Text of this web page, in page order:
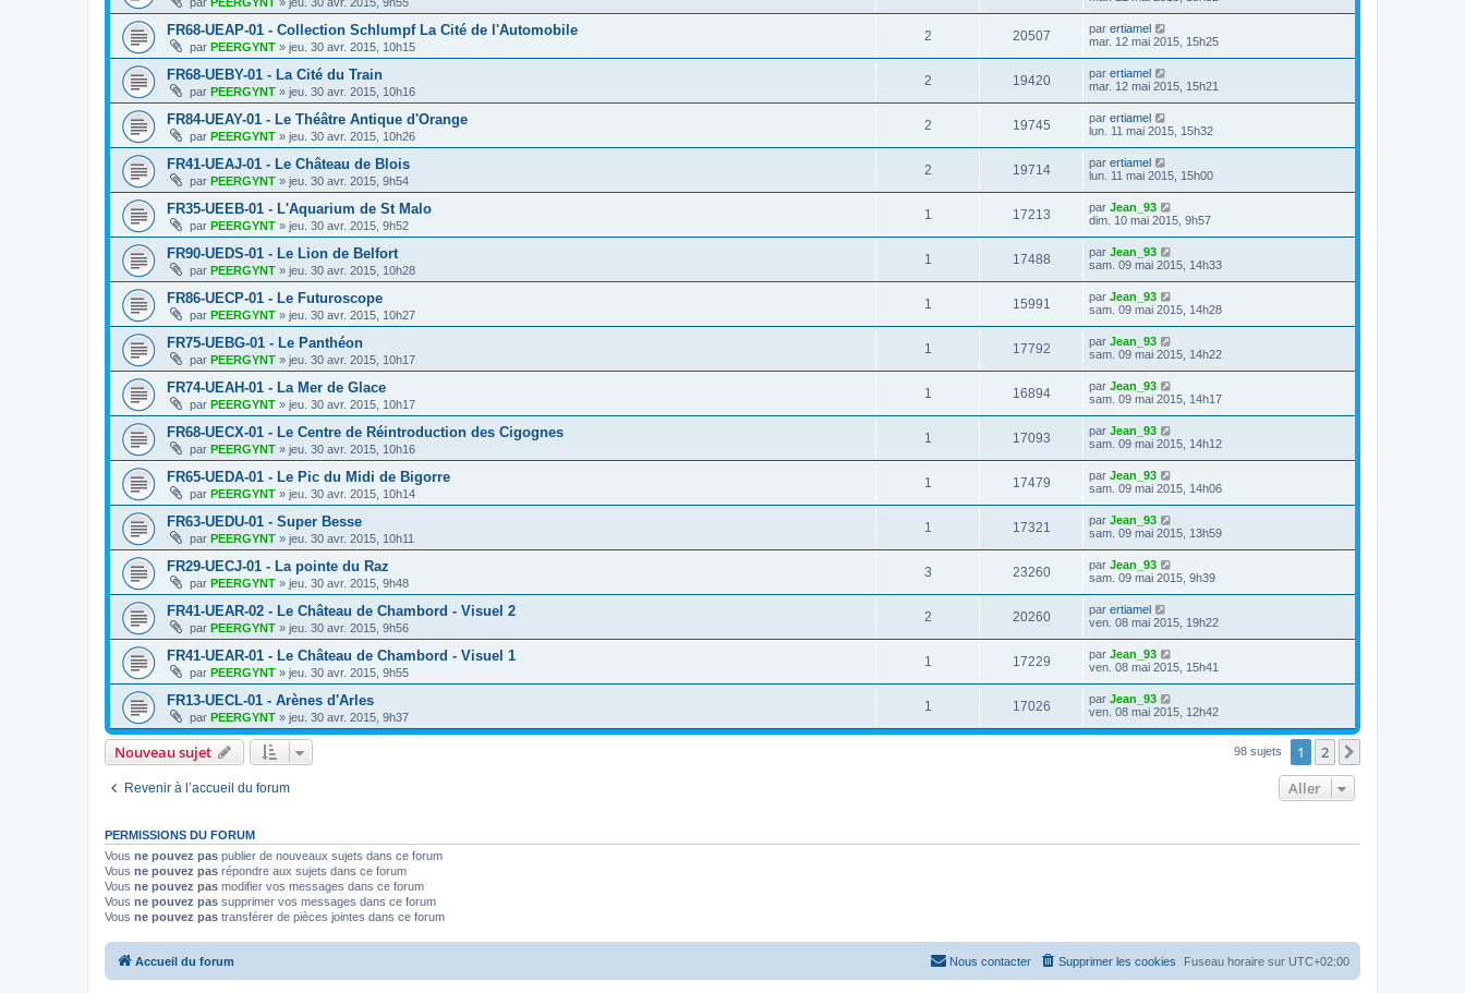
FR68-UEAP-01 - Collection Schlumpf La Cité de l'Automobile
par PEERGYNT » jeu. 30 avr. 2015, 10h15
2 20507 par ertiamel
mar. 12 mai 2015, 15h25
FR68-UEBY-01 - La Cité du Train
par PEERGYNT » jeu. 30 avr. 2015, 10h16
2 19420 par ertiamel
mar. 12 mai 2015, 15h21
FR84-UEAY-01 - Le Théâtre Antique d'Orange
par PEERGYNT » jeu. 30 avr. 2015, 10h26
2 19745 par ertiamel
lun. 11 mai 2015, 15h32
FR41-UEAJ-01 - Le Château de Blois
par PEERGYNT » jeu. 30 avr. 2015, 9h54
2 19714 par ertiamel
lun. 11 mai 2015, 15h00
FR35-UEEB-01 - L'Aquarium de St Malo
par PEERGYNT » jeu. 30 avr. 2015, 9h52
1 17213 par Jean_93
dim. 10 mai 2015, 9h57
FR90-UEDS-01 - Le Lion de Belfort
par PEERGYNT » jeu. 30 avr. 2015, 10h28
1 17488 par Jean_93
sam. 09 mai 2015, 14h33
FR86-UECP-01 - Le Futuroscope
par PEERGYNT » jeu. 30 avr. 2015, 10h27
1 15991 par Jean_93
sam. 09 mai 2015, 14h28
FR75-UEBG-01 - Le Panthéon
par PEERGYNT » jeu. 30 avr. 2015, 10h17
1 17792 par Jean_93
sam. 09 mai 2015, 14h22
FR74-UEAH-01 - La Mer de Glace
par PEERGYNT » jeu. 30 avr. 2015, 10h17
1 16894 par Jean_93
sam. 09 mai 2015, 14h17
FR68-UECX-01 - Le Centre de Réintroduction des Cigognes
par PEERGYNT » jeu. 30 avr. 2015, 10h16
1 17093 par Jean_93
sam. 09 mai 2015, 14h12
FR65-UEDA-01 - Le Pic du Midi de Bigorre
par PEERGYNT » jeu. 30 avr. 2015, 10h14
1 17479 par Jean_93
sam. 09 mai 2015, 14h06
FR63-UEDU-01 - Super Besse
par PEERGYNT » jeu. 30 avr. 2015, 10h11
1 17321 par Jean_93
sam. 09 mai 2015, 13h59
FR29-UECJ-01 - La pointe du Raz
par PEERGYNT » jeu. 30 avr. 2015, 9h48
3 23260 par Jean_93
sam. 09 mai 2015, 9h39
FR41-UEAR-02 - Le Château de Chambord - Visuel 2
par PEERGYNT » jeu. 30 avr. 2015, 9h56
2 20260 par ertiamel
ven. 08 mai 2015, 19h22
FR41-UEAR-01 - Le Château de Chambord - Visuel 1
par PEERGYNT » jeu. 30 avr. 2015, 9h55
1 17229 par Jean_93
ven. 08 mai 2015, 15h41
FR13-UECL-01 - Arènes d'Arles
par PEERGYNT » jeu. 30 avr. 2015, 9h37
1 17026 par Jean_93
ven. 08 mai 2015, 12h42
Nouveau sujet 98 sujets 1 2
Revenir à l’accueil du forum Aller
PERMISSIONS DU FORUM
Vous ne pouvez pas publier de nouveaux sujets dans ce forum
Vous ne pouvez pas répondre aux sujets dans ce forum
Vous ne pouvez pas modifier vos messages dans ce forum
Vous ne pouvez pas supprimer vos messages dans ce forum
Vous ne pouvez pas transférer de pièces jointes dans ce forum
Accueil du forum Fuseau horaire sur UTC+02:00
Supprimer les cookies
Nous contacter